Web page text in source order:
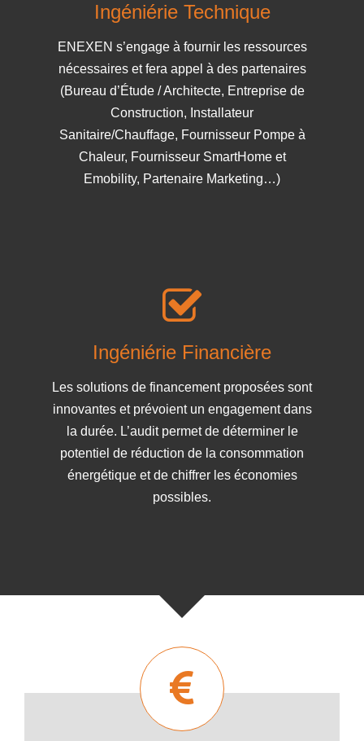
Ingéniérie Technique
ENEXEN s’engage à fournir les ressources
nécessaires et fera appel à des partenaires
(Bureau d’Étude / Architecte, Entreprise de
Construction, Installateur
Sanitaire/Chauffage, Fournisseur Pompe à
Chaleur, Fournisseur SmartHome et
Emobility, Partenaire Marketing…)
Ingéniérie Financière
Les solutions de financement proposées sont
innovantes et prévoient un engagement dans
la durée. L’audit permet de déterminer le
potentiel de réduction de la consommation
énergétique et de chiffrer les économies
possibles.